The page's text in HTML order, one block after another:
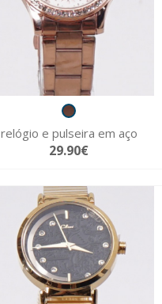
relógio e pulseira em aço
29.90€